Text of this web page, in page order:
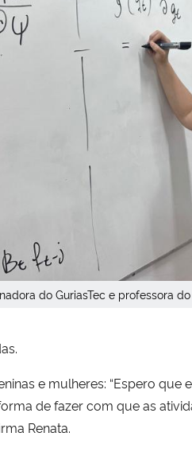
do GuriasTec e professora
e mulheres: “Espero que
de fazer com que as
Renata.